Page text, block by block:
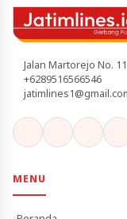
Jalan Martorejo No.
+6289516566546
MENU